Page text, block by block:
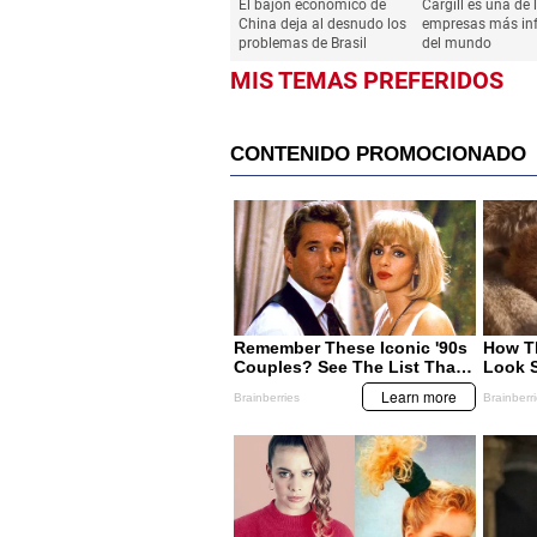
El bajón económico de
China deja al desnudo los
problemas de Brasil
Cargill es una de
empresas más
del mundo
MIS TEMAS PREFERIDOS